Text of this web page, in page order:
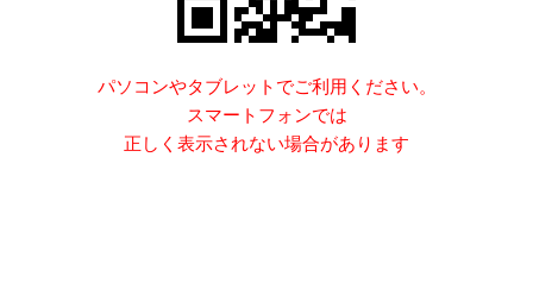
パソコンやタブレットでご利用ください。
スマートフォンでは
正しく表示されない場合があります